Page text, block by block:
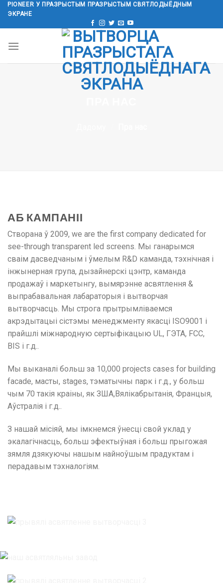
Перайсці
да
зместу
PIONEER У ПРАЗРЫСТЫМ ПРАЗРЫСТЫМ СВЯТЛОДЫЁДНЫМ
ЭКРАНЕ
АБ КАМПАНІІ
Створана ў 2009, we are the first company dedicated for
see-through transparent led screens. Мы ганарымся
сваім дасведчаным і ўмелым R&D каманда, тэхнічная і
інжынерная група, дызайнерскі цэнтр, каманда
продажаў і маркетынгу, вымярэнне асвятлення &
выпрабавальная лабараторыя і вытворчая
вытворчасць. Мы строга прытрымліваемся
акрэдытацыі сістэмы менеджменту якасці ISO9001 і
прайшлі міжнародную сертыфікацыю UL, ГЭТА, FCC,
BIS і г.д..
Мы выканалі больш за 10,000 projects cases for building
facade, масты, stages, тэматычны парк і г.д., у больш
чым 70 такія краіны, як ЗША,Вялікабрытанія, Францыя,
Аўстралія і г.д..
З нашай місіяй, мы імкнемся ўнесці свой уклад у
экалагічнасць, больш эфектыўная і больш прыгожая
зямля дзякуючы нашым найноўшым прадуктам і
перадавым тэхналогіям.